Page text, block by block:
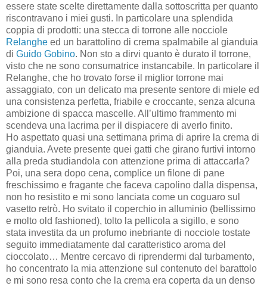
essere state scelte direttamente dalla sottoscritta per quanto
riscontravano i miei gusti. In particolare una splendida
coppia di prodotti: una stecca di torrone alle nocciole
Relanghe ed un barattolino di crema spalmabile al gianduia
di Guido Gobino. Non sto a dirvi quanto è durato il torrone,
visto che ne sono consumatrice instancabile. In particolare il
Relanghe, che ho trovato forse il miglior torrone mai
assaggiato, con un delicato ma presente sentore di miele ed
una consistenza perfetta, friabile e croccante, senza alcuna
ambizione di spacca mascelle. All’ultimo frammento mi
scendeva una lacrima per il dispiacere di averlo finito.
Ho aspettato quasi una settimana prima di aprire la crema di
gianduia. Avete presente quei gatti che girano furtivi intorno
alla preda studiandola con attenzione prima di attaccarla?
Poi, una sera dopo cena, complice un filone di pane
freschissimo e fragante che faceva capolino dalla dispensa,
non ho resistito e mi sono lanciata come un coguaro sul
vasetto retrò. Ho svitato il coperchio in alluminio (bellissimo
e molto old fashioned), tolto la pellicola a sigillo, e sono
stata investita da un profumo inebriante di nocciole tostate
seguito immediatamente dal caratteristico aroma del
cioccolato… Mentre cercavo di riprendermi dal turbamento,
ho concentrato la mia attenzione sul contenuto del barattolo
e mi sono resa conto che la crema era coperta da un denso